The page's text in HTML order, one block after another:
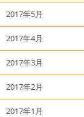
2017年5月
2017年4月
2017年3月
2017年2月
2017年1月